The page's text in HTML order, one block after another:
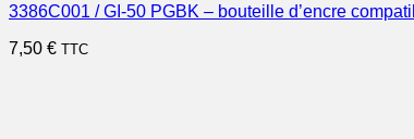
3386C001 / GI-50 PGBK – bouteille d’encre
7,50 € TTC